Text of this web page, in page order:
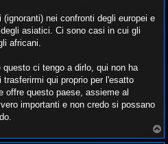
nei confronti degli europei e
asiatici. Ci sono casi in cui gli
africani.
questo ci tengo a dirlo, qui non ha
qui proprio per l'esatto
offre questo paese, assieme al
importanti e non credo si possano
o